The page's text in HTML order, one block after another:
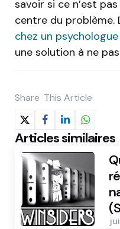
savoir si ce n’est
centre du problème.
chez un
une solution à ne
Share This Article
Articles similaires